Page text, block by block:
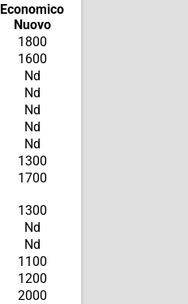
Economico
Nuovo
1800
1600
Nd
Nd
Nd
Nd
Nd
1300
1700
1300
Nd
Nd
1100
1200
2000